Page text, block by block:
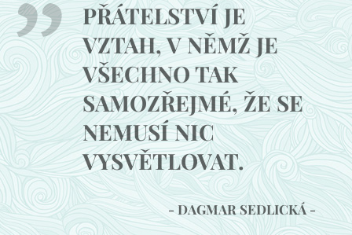
PŘÁTELSTVÍ JE
VZTAH, V NĚMŽ JE
VŠECHNO TAK
SAMOZŘEJMÉ, ŽE SE
NEMUSÍ NIC
VYSVĚTLOVAT.
- DAGMAR SEDLICKÁ -